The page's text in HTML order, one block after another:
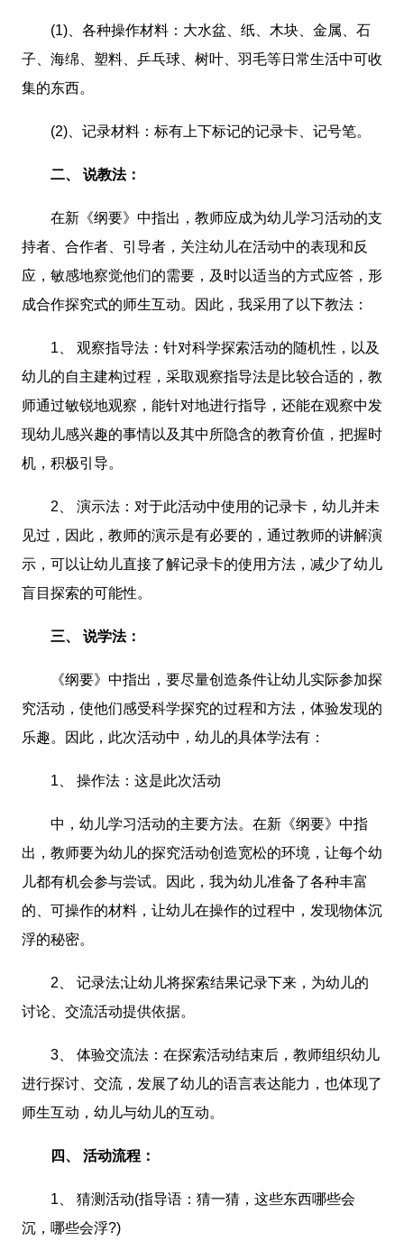
(1)、各种操作材料：大水盆、纸、木块、金属、石
子、海绵、塑料、乒乓球、树叶、羽毛等日常生活中可收
集的东西。
(2)、记录材料：标有上下标记的记录卡、记号笔。
二、 说教法：
在新《纲要》中指出，教师应成为幼儿学习活动的支
持者、合作者、引导者，关注幼儿在活动中的表现和反
应，敏感地察觉他们的需要，及时以适当的方式应答，形
成合作探究式的师生互动。因此，我采用了以下教法：
1、 观察指导法：针对科学探索活动的随机性，以及
幼儿的自主建构过程，采取观察指导法是比较合适的，教
师通过敏锐地观察，能针对地进行指导，还能在观察中发
现幼儿感兴趣的事情以及其中所隐含的教育价值，把握时
机，积极引导。
2、 演示法：对于此活动中使用的记录卡，幼儿并未
见过，因此，教师的演示是有必要的，通过教师的讲解演
示，可以让幼儿直接了解记录卡的使用方法，减少了幼儿
盲目探索的可能性。
三、 说学法：
《纲要》中指出，要尽量创造条件让幼儿实际参加探
究活动，使他们感受科学探究的过程和方法，体验发现的
乐趣。因此，此次活动中，幼儿的具体学法有：
1、 操作法：这是此次活动
中，幼儿学习活动的主要方法。在新《纲要》中指
出，教师要为幼儿的探究活动创造宽松的环境，让每个幼
儿都有机会参与尝试。因此，我为幼儿准备了各种丰富
的、可操作的材料，让幼儿在操作的过程中，发现物体沉
浮的秘密。
2、 记录法;让幼儿将探索结果记录下来，为幼儿的
讨论、交流活动提供依据。
3、 体验交流法：在探索活动结束后，教师组织幼儿
进行探讨、交流，发展了幼儿的语言表达能力，也体现了
师生互动，幼儿与幼儿的互动。
四、 活动流程：
1、 猜测活动(指导语：猜一猜，这些东西哪些会
沉，哪些会浮?)